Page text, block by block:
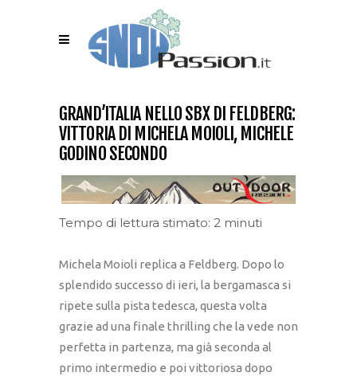
GRAND’ITALIA NELLO SBX DI FELDBERG:
VITTORIA DI MICHELA MOIOLI, MICHELE
GODINO SECONDO
Tempo di lettura stimato: 2 minuti
Michela Moioli replica a Feldberg. Dopo lo
splendido successo di ieri, la bergamasca si
ripete sulla pista tedesca, questa volta
grazie ad una finale thrilling che la vede non
perfetta in partenza, ma già seconda al
primo intermedio e poi vittoriosa dopo